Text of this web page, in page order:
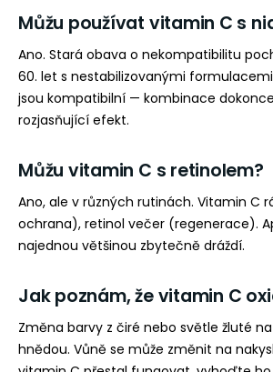
Můžu používat vitamin C s
Ano. Stará obava o nekompatibilitu
60. let s nestabilizovanými
jsou kompatibilní — kombinace
rozjasňující efekt.
Můžu vitamin C s retinolem?
Ano, ale v různých rutinách. Vitamin C
ochrana), retinol večer (regenerace).
najednou většinou zbytečně dráždí.
Jak poznám, že vitamin C
Změna barvy z čiré nebo světle žluté
hnědou. Vůně se může změnit na